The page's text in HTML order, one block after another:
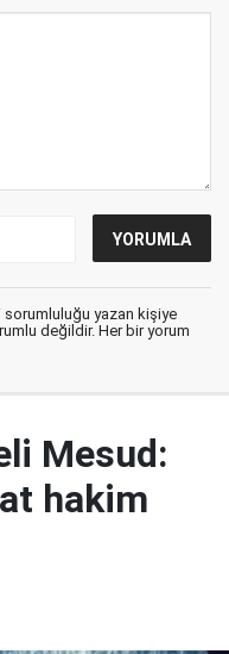
sorumluluğu yazan kişiye
değildir. Her bir yorum
Mesud:
hakim